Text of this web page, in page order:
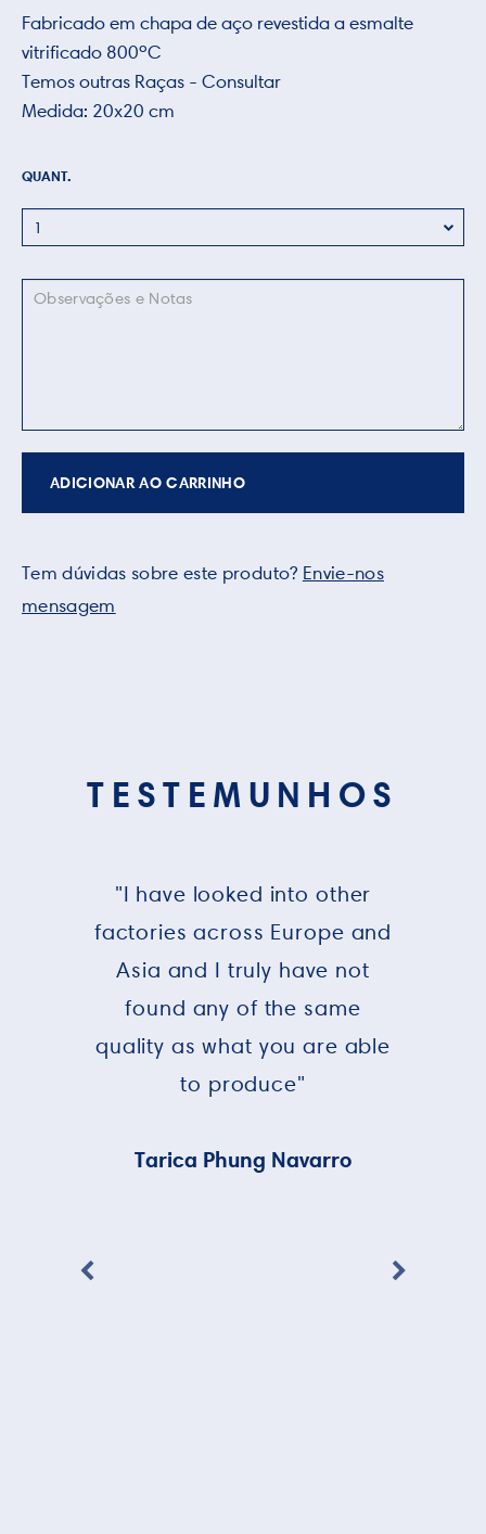
Fabricado em chapa de aço revestida a esmalte
vitrificado 800ºC
Temos outras Raças - Consultar
Medida: 20x20 cm
QUANT.
ADICIONAR AO CARRINHO
Tem dúvidas sobre este produto? Envie-nos
mensagem
TESTEMUNHOS
"I have looked into other
factories across Europe and
Asia and I truly have not
found any of the same
quality as what you are able
to produce"
Tarica Phung Navarro